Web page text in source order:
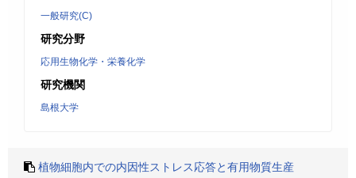
一般研究(C)
研究分野
応用生物化学・栄養化学
研究機関
島根大学
植物細胞内での内因性ストレス応答と有用物質生産